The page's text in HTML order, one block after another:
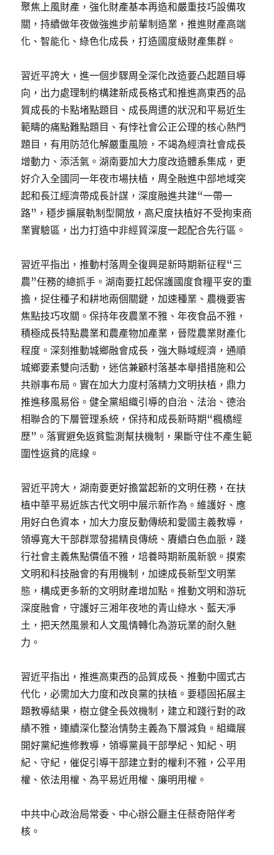
聚焦上風財產，強化財產基本再造和嚴重技巧設備攻
關，持續做年夜做強進步前輩制造業，推進財產高端
化、智能化、綠色化成長，打造國度級財產集群。
習近平誇大，進一個步驟周全深化改造要凸起題目導
向，出力處理制約構建新成長格式和推進高東西的品
質成長的卡點堵點題目、成長周遭的狀況和平易近生
範疇的痛點難點題目、有悖社會公正公理的核心熱門
題目，有用防范化解嚴重風險，不竭為經濟社會成長
增動力、添活氣。湖南要加大力度改造體系集成，更
好介入全國同一年夜市場扶植，周全融進中部地域突
起和長江經濟帶成長計謀，深度融進共建“一帶一
路”，穩步擴展軌制型開放，高尺度扶植好不受拘束商
業實驗區，出力打造中非經貿深度一起配合先行區。
習近平指出，推動村落周全復興是新時期新征程“三
農”任務的總抓手。湖南要扛起保護國度食糧平安的重
擔，捉住種子和耕地兩個關鍵，加速種業、農機要害
焦點技巧攻關。保持年夜農業不雅、年夜食品不雅，
積極成長特點農業和農產物加產業，晉陞農業財產化
程度。深刻推動城鄉融會成長，強大縣域經濟，通順
城鄉要素雙向活動，迷信兼顧村落基本舉措措施和公
共辦事布局。實在加大力度村落精力文明扶植，鼎力
推進移風易俗。健全黨組織引導的自治、法治、德治
相聯合的下層管理系統，保持和成長新時期“楓橋經
歷”。落實避免返貧監測幫扶機制，果斷守住不產生範
圍性返貧的底線。
習近平誇大，湖南要更好擔當起新的文明任務，在扶
植中華平易近族古代文明中展示新作為。維護好、應
用好白色資本，加大力度反動傳統和愛國主義教導，
領導寬大干部群眾發揚精良傳統、賡續白色血脈，踐
行社會主義焦點價值不雅，培養時期新風新貌。摸索
文明和科技融會的有用機制，加速成長新型文明業
態，構成更多新的文明財產增加點。推動文明和游玩
深度融會，守護好三湘年夜地的青山綠水、藍天凈
土，把天然風景和人文風情轉化為游玩業的耐久魅
力。
習近平指出，推進高東西的品質成長、推動中國式古
代化，必需加大力度和改良黨的扶植。要穩固拓展主
題教導結果，樹立健全長效機制，建立和踐行對的政
績不雅，連續深化整治情勢主義為下層減負。組織展
開好黨紀進修教導，領導黨員干部學紀、知紀、明
紀、守紀，催促引導干部建立對的權利不雅，公平用
權、依法用權、為平易近用權、廉明用權。
中共中心政治局常委、中心辦公廳主任蔡奇陪伴考
核。